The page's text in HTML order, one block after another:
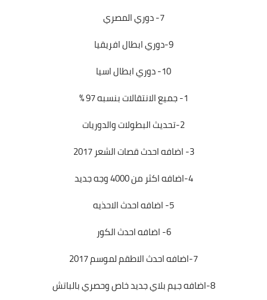
7- دوري المصري
9-دوري ابطال افريقيا
10- دوري ابطال اسيا
1- جميع الانتقالات بنسبه 97 %
2-تحديث البطولات والدوريات
3- اضافه احدث قصات الشعر 2017
4-اضافه اكثر من 4000 وجه جديد
5- اضافه احدث الاحذيه
6- اضافه احدث الكور
7-اضافه احدث الاطقم لموسم 2017
8-اضافه جيم بلاي جديد خاص وحصري بالباتش